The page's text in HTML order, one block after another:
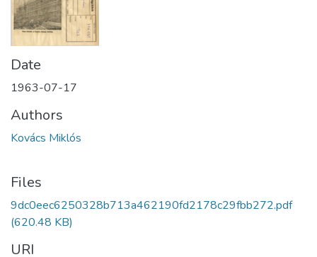
Date
1963-07-17
Authors
Kovács Miklós
Files
9dc0eec6250328b713a462190fd2178c29fbb272.pdf
(620.48 KB)
URI